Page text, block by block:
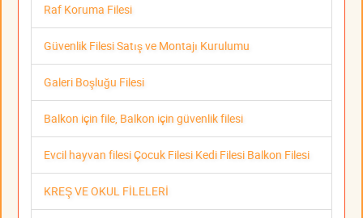
Raf Koruma Filesi
Güvenlik Filesi Satış ve Montajı Kurulumu
Galeri Boşluğu Filesi
Balkon için file, Balkon için güvenlik filesi
Evcil hayvan filesi Çocuk Filesi Kedi Filesi Balkon Filesi
KREŞ VE OKUL FİLELERİ